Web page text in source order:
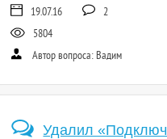
19.07.16
2
5804
Автор вопроса: Вадим
Удалил